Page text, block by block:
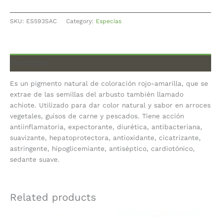
SKU: ES593SAC Category: Especias
Es un pigmento natural de coloración rojo-amarilla, que se
extrae de las semillas del arbusto también llamado
achiote. Utilizado para dar color natural y sabor en arroces
vegetales, guisos de carne y pescados. Tiene acción
antiinflamatoria, expectorante, diurética, antibacteriana,
suavizante, hepatoprotectora, antioxidante, cicatrizante,
astringente, hipoglicemiante, antiséptico, cardiotónico,
sedante suave.
Related products